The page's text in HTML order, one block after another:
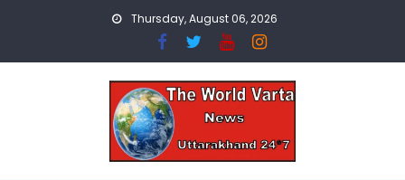
Thursday, August 06, 2026